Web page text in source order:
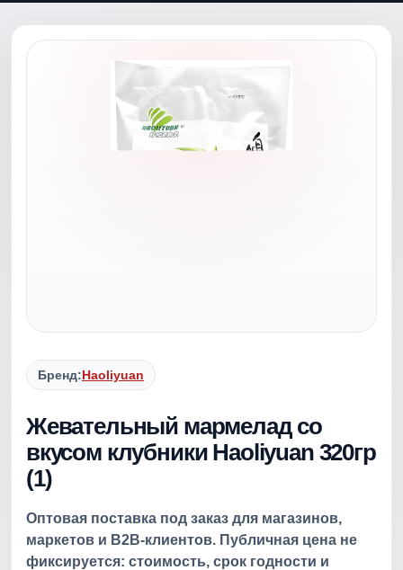
Бренд:Haoliyuan
Жевательный мармелад со
вкусом клубники Haoliyuan 320гр
(1)
Оптовая поставка под заказ для магазинов,
маркетов и B2B-клиентов. Публичная цена не
фиксируется: стоимость, срок годности и